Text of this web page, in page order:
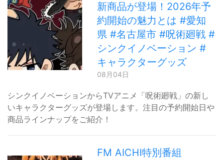
新商品が登場！2026年予
約開始の魅力とは #愛知
県 #名古屋市 #呪術廻戦 #
シンクイノベーション #
キャラクターグッズ
08月04日
シンクイノベーションからTVアニメ「呪術廻戦」の新し
いキャラクターグッズが登場します。注目の予約開始日や
商品ラインナップをご紹介！
FM AICHI特別番組